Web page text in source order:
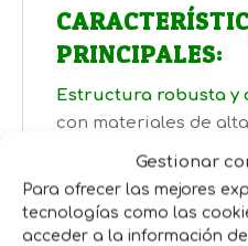
Gestionar
Para ofrecer las mejores
tecnologías como las
acceder a la información
PRINCIPALES:
Estructura robusta y
con materiales de
el uso continuo y las
entorno.
Diseño pensado para
dimensiones